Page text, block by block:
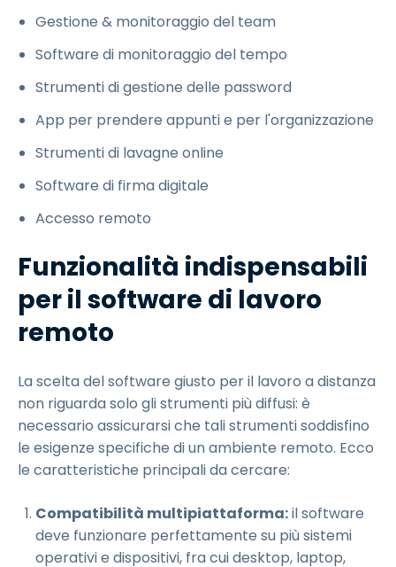
Gestione & monitoraggio del team
Software di monitoraggio del tempo
Strumenti di gestione delle password
App per prendere appunti e per l'organizzazione
Strumenti di lavagne online
Software di firma digitale
Accesso remoto
Funzionalità indispensabili
per il software di lavoro
remoto
La scelta del software giusto per il lavoro a distanza
non riguarda solo gli strumenti più diffusi: è
necessario assicurarsi che tali strumenti soddisfino
le esigenze specifiche di un ambiente remoto. Ecco
le caratteristiche principali da cercare:
Compatibilità multipiattaforma:il software
deve funzionare perfettamente su più sistemi
operativi e dispositivi, fra cui desktop, laptop,